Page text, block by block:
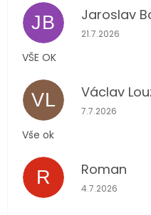
JB Jaroslav
Hodnocení
21.7.2026
VŠE OK
VL Václav
Hodnocení
7.7.2026
Vše ok
R Roman
Hodnocení
4.7.2026